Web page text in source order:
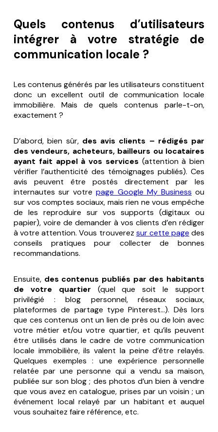
Quels contenus d’utilisateurs
intégrer à votre stratégie de
communication locale ?
Les contenus générés par les utilisateurs constituent
donc un excellent outil de communication locale
immobilière. Mais de quels contenus parle-t-on,
exactement ?
D’abord, bien sûr, des avis clients – rédigés par
des vendeurs, acheteurs, bailleurs ou locataires
ayant fait appel à vos services (attention à bien
vérifier l’authenticité des témoignages publiés). Ces
avis peuvent être postés directement par les
internautes sur votrepage Google My Business ou
sur vos comptes sociaux, mais rien ne vous empêche
de les reproduire sur vos supports (digitaux ou
papier), voire de demander à vos clients d’en rédiger
à votre attention. Vous trouverez sur cette page des
conseils pratiques pour collecter de bonnes
recommandations.
Ensuite, des contenus publiés par des habitants
de votre quartier (quel que soit le support
privilégié : blog personnel, réseaux sociaux,
plateformes de partage type Pinterest…). Dès lors
que ces contenus ont un lien de près ou de loin avec
votre métier et/ou votre quartier, et qu’ils peuvent
être utilisés dans le cadre de votre communication
locale immobilière, ils valent la peine d’être relayés.
Quelques exemples : une expérience personnelle
relatée par une personne qui a vendu sa maison,
publiée sur son blog ; des photos d’un bien à vendre
que vous avez en catalogue, prises par un voisin ; un
événement local relayé par un habitant et auquel
vous souhaitez faire référence, etc.